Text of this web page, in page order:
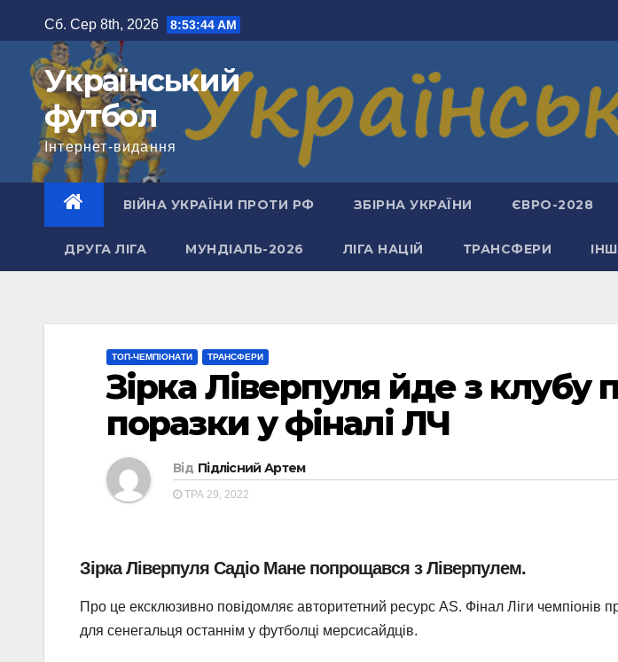
до
вмісту
Сб. Сер 8th, 2026 8:53:45 AM
Український
футбол
Інтернет-видання
ВІЙНА УКРАЇНИ ПРОТИ РФ ЗБІРНА УКРАЇНИ ЄВРО-2028
ДРУГА ЛІГА МУНДІАЛЬ-2026 ЛІГА НАЦІЙ ТРАНСФЕРИ
ТОП-ЧЕМПІОНАТИ ТРАНСФЕРИ
Зірка Ліверпуля йде з клубу
поразки у фіналі ЛЧ
Від Підлісний Артем
ТРА 29, 2022
Зірка Ліверпуля Садіо Мане попрощався з Ліверпулем.
Про це ексклюзивно повідомляє авторитетний ресурс AS. Фінал Ліги чемпіонів
для сенегальця останнім у футболці мерсисайдців.